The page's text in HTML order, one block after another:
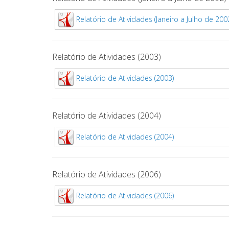
Relatório de Atividades (Janeiro a Julho de
Relatório de Atividades (2003)
Relatório de Atividades (2003)
Relatório de Atividades (2004)
Relatório de Atividades (2004)
Relatório de Atividades (2006)
Relatório de Atividades (2006)